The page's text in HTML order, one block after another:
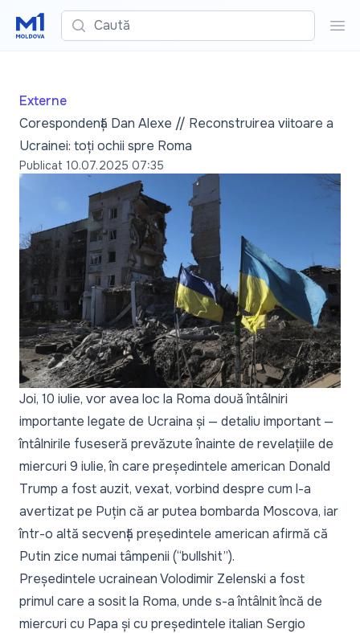
Caută
Externe
Corespondență Dan Alexe // Reconstruirea viitoare a
Ucrainei: toți ochii spre Roma
Publicat 10.07.2025 07:35
Joi, 10 iulie, vor avea loc la Roma două întâlniri
importante legate de Ucraina și — detaliu important —
întâlnirile fuseseră prevăzute înainte de revelațiile de
miercuri 9 iulie, în care președintele american Donald
Trump a fost auzit, vexat, vorbind despre cum l-a
avertizat pe Puțin că ar putea bombarda Moscova, iar
într-o altă secvență președintele american afirmă că
Putin zice numai tâmpenii (“bullshit”).
Președintele ucrainean Volodimir Zelenski a fost
primul care a sosit la Roma, unde s-a întâlnit încă de
miercuri cu Papa și cu președintele italian Sergio